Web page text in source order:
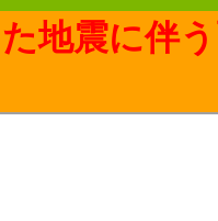
地震に伴